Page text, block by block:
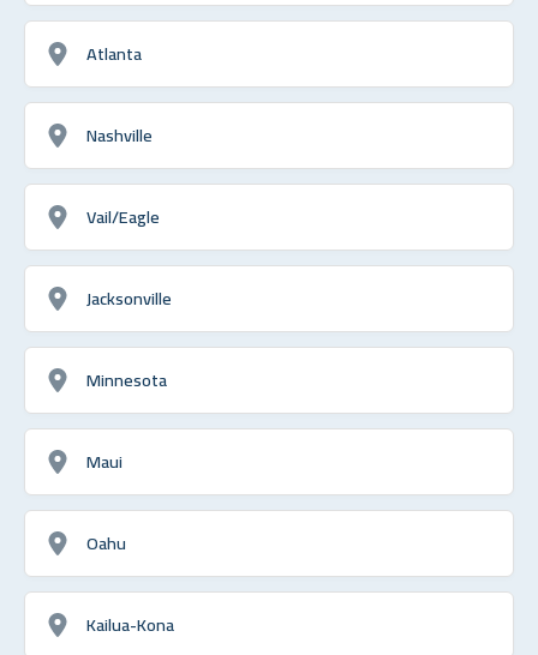
Atlanta
Nashville
Vail/Eagle
Jacksonville
Minnesota
Maui
Oahu
Kailua-Kona